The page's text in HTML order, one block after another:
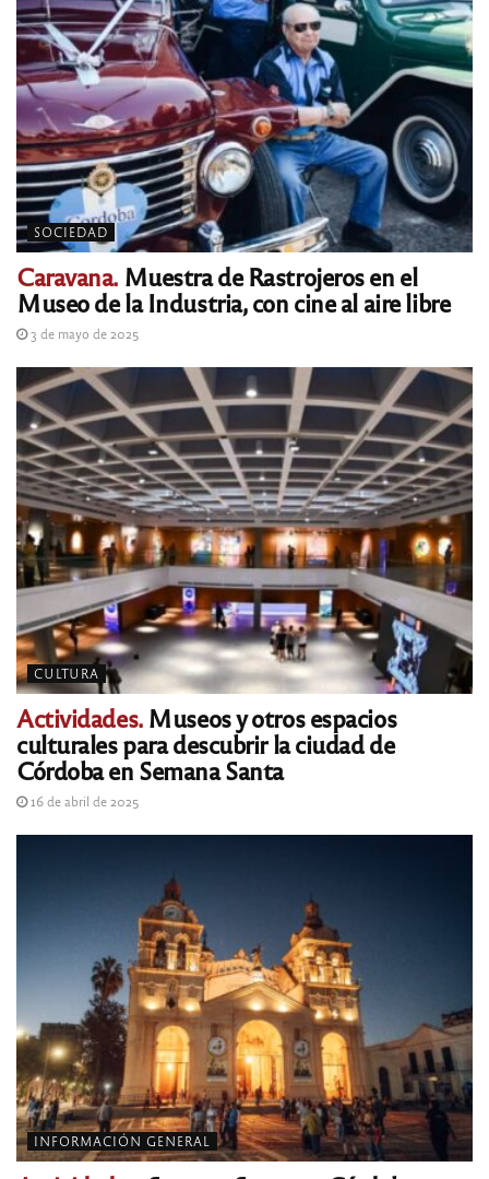
SOCIEDAD
Caravana. Muestra de Rastrojeros en el
Museo de la Industria, con cine al aire libre
3 de mayo de 2025
CULTURA
Actividades.Museos y otros espacios
culturales para descubrir la ciudad de
Córdoba en Semana Santa
16 de abril de 2025
INFORMACIÓN GENERAL